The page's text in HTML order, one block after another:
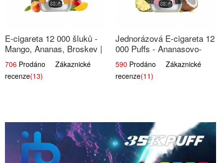
E-cigareta 12 000 šluků -
Mango, Ananas, Broskev |
Tropická ovocná směs
706 Prodáno Zákaznické
recenze(13)
Jednorázová E-cigareta 12
000 Puffs - Ananasovo-
Kokosová Zmrzlina |
Tropický dezert
590 Prodáno Zákaznické
recenze(11)